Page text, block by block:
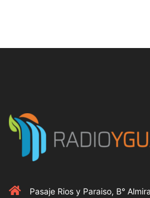
Pasaje Rios y Paraiso, B°